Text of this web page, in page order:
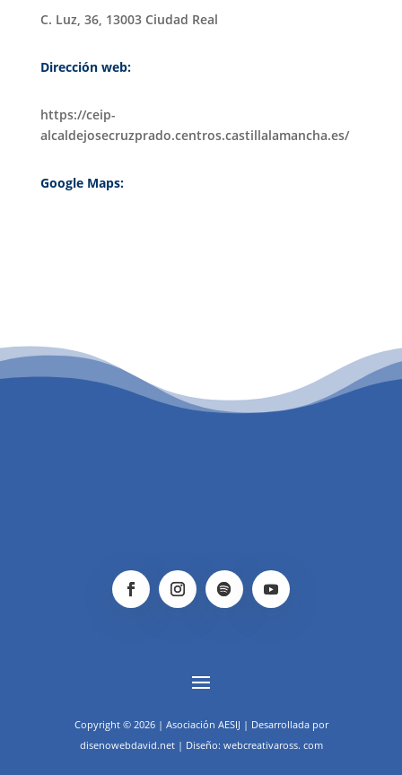
C. Luz, 36, 13003 Ciudad Real
Dirección web:
https://ceip-
alcaldejosecruzprado.centros.castillalamancha.es/
Google Maps:
PATROCINIO CULTURAL
Copyright © 2026 | Asociación AESIJ | Desarrollada por
disenowebdavid.net | Diseño: webcreativaross. com